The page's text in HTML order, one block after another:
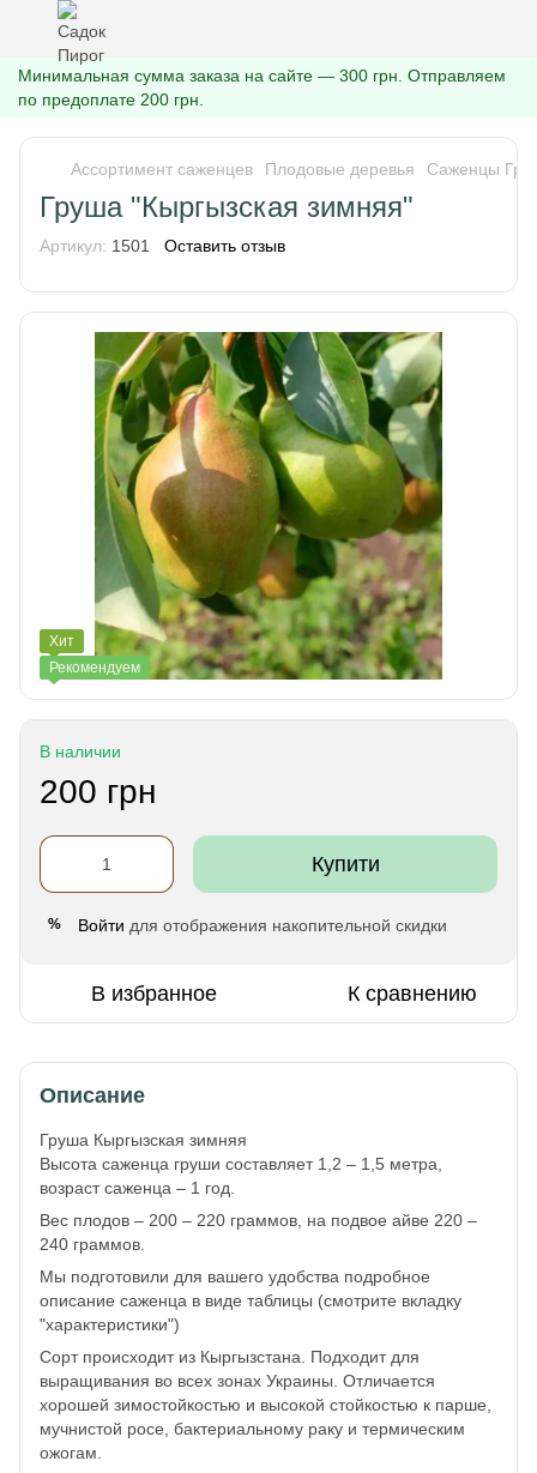
Минимальная сумма заказа на сайте — 300 грн. Отправляем
по предоплате 200 грн.
Ассортимент саженцев Плодовые деревья Саженцы
Груша "Кыргызская зимняя"
Артикул: 1501 Оставить отзыв
Хит
Рекомендуем
В наличии
200 грн
Купити
% Войти для отображения накопительной скидки
В избранное К сравнению
Описание
Груша Кыргызская зимняя
Высота саженца груши составляет 1,2 – 1,5 метра,
возраст саженца – 1 год.
Вес плодов – 200 – 220 граммов, на подвое айве 220 –
240 граммов.
Мы подготовили для вашего удобства подробное
описание саженца в виде таблицы (смотрите вкладку
"характеристики")
Сорт происходит из Кыргызстана. Подходит для
выращивания во всех зонах Украины. Отличается
хорошей зимостойкостью и высокой стойкостью к парше,
мучнистой росе, бактериальному раку и термическим
ожогам.